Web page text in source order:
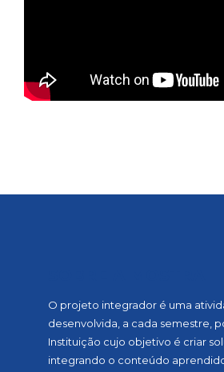
O projeto integrador é uma
desenvolvida, a cada semestre,
Instituição cujo objetivo é criar
integrando o conteúdo